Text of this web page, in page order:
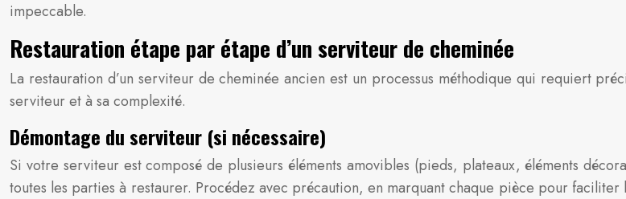
impeccable.
Restauration étape par étape d’un serviteur de cheminée
La restauration d’un serviteur de cheminée ancien est un processus méthodique qui requiert
serviteur et à sa complexité.
Démontage du serviteur (si nécessaire)
Si votre serviteur est composé de plusieurs éléments amovibles (pieds, plateaux, éléments
toutes les parties à restaurer. Procédez avec précaution, en marquant chaque pièce pour